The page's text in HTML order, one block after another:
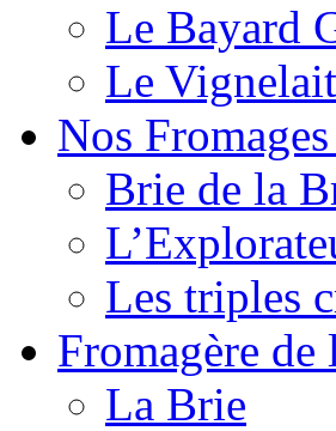
Le Bayard
Le Vignelait
Nos
Brie de la
Les triples
Fromagère de
La Brie